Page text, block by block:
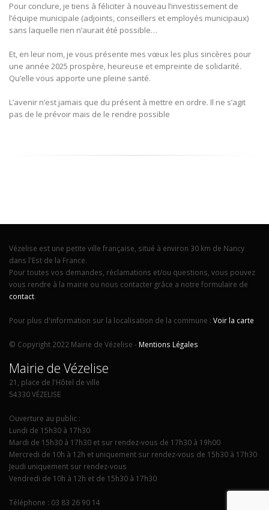
Pour conclure, je tiens à féliciter à nouveau l’investissement de
l’équipe municipale (adjoints, conseillers et employés municipaux)
sans laquelle rien n’aurait été possible…
Et, en leur nom, je vous présente mes vœux les plus sincères pour
une année 2025 prospère, heureuse et empreinte de solidarité.
Qu’elle vous apporte une pleine santé.
L’avenir n’est jamais que du présent à mettre en ordre. Il ne s’agit
pas de le prévoir mais de le rendre possible
Vézelise est une petite ville française, situé à environ 30 km de Nancy
dans l'Est de la France.
Pour toutes vos demandes, réclamations et/ou questions, vous pouvez
vous rendre à la mairie ou nous contacter grâce a notre formulaire de
contact.
Pour plus d'information sur la localisation de la commune : Voir la carte
© Copyright 2022 Mairie de Vézelise - Mentions Légales
Mairie de Vézelise
21, place de l'Hôtel de ville
54330 VÉZELISE
Ouverture au public :
Lundi de 15h30 à 17h30
Mardi de 15h30 à 17h30 et sur rendez-vous de 17h30 à 19h00
Mercredi de 10h à 12h et uniquement sur rendez-vous de 15h30 à 17h30
Jeudi uniquement sur rendez-vous
Vendredi de 10h à 12h et de 15h30 à 17h30
Téléphone : 03 83 26 90 14